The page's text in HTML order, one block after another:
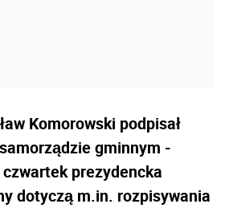
Komorowski podpisał
gminnym -
prezydencka
dotyczą m.in. rozpisywania